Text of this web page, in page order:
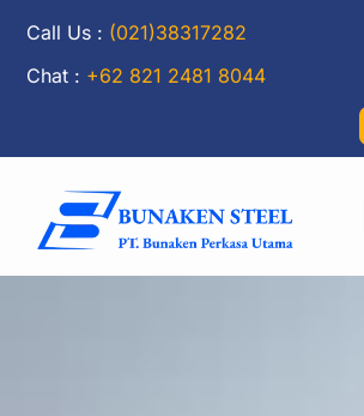
Call Us : (021)38317282
Chat : +62 821 2481 8044